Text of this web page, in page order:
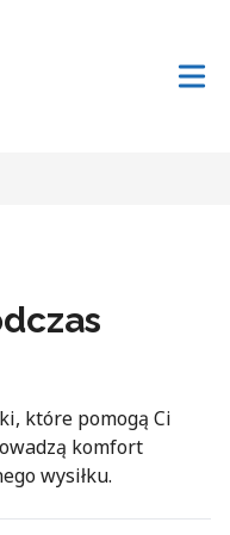
które pomogą Ci
komfort
wysiłku.